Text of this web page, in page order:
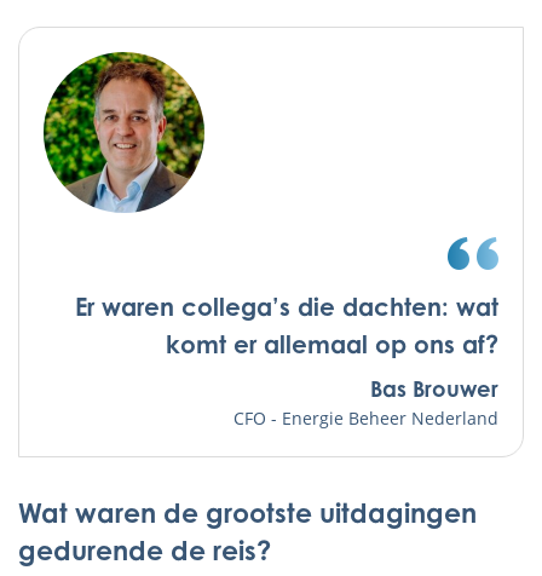
Er waren collega’s die dachten: wat
komt er allemaal op ons af?
Bas Brouwer
CFO - Energie Beheer Nederland
Wat waren de grootste uitdagingen
gedurende de reis?